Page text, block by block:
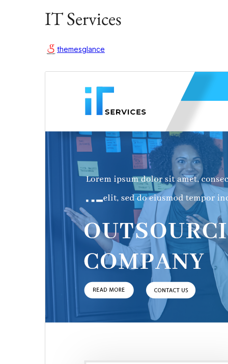
IT Services
themesglance